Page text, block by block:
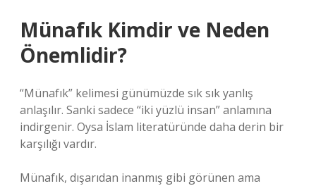
Münafık Kimdir ve Neden
Önemlidir?
“Münafık” kelimesi günümüzde sık sık yanlış
anlaşılır. Sanki sadece “iki yüzlü insan” anlamına
indirgenir. Oysa İslam literatüründe daha derin bir
karşılığı vardır.
Münafık, dışarıdan inanmış gibi görünen ama